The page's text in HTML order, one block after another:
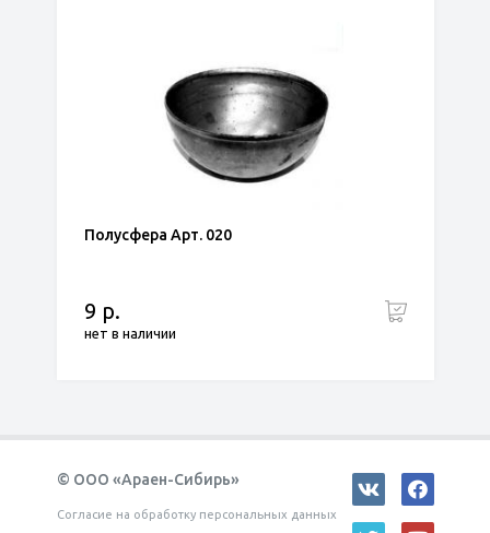
Полусфера Арт. 020
9 р.
нет в наличии
© ООО «Араен-Сибирь»
Согласие на обработку персональных данных